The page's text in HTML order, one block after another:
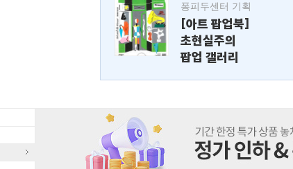
퐁피두센터 기획
[아트 팝업북]
초현실주의
팝업 갤러리